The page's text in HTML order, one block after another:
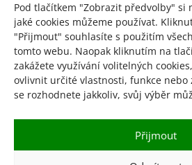
Pod tlačítkem "Zobrazit předvolby" si
jaké cookies můžeme používat.
"Přijmout" souhlasíte s použitím
tomto webu. Naopak kliknutím na
zakážete využívání volitelných
ovlivnit určité vlastnosti, funkce nebo
se rozhodnete jakkoliv, svůj výběr
Přijmout
300Kč
Přidat do košíku
Obchod KGR
Obchodní podmínky
Kontakt